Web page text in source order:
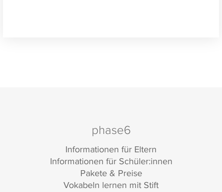
phase6
Informationen für Eltern
Informationen für Schüler:innen
Pakete & Preise
Vokabeln lernen mit Stift